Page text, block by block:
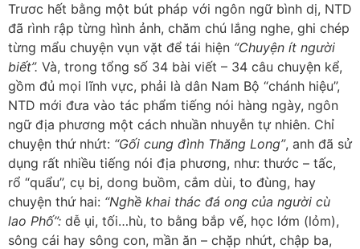
Trươc hết bằng một bút pháp với ngôn ngữ bình dị, NTD
đã rình rập từng hình ảnh, chăm chú lắng nghe, ghi chép
từng mẩu chuyện vụn vặt để tái hiện “Chuyện ít người
biết”. Và, trong tổng số 34 bài viết – 34 câu chuyện kể,
gồm đủ mọi lĩnh vực, phải là dân Nam Bộ “chánh hiệu”,
NTD mới đưa vào tác phẩm tiếng nói hàng ngày, ngôn
ngữ địa phương một cách nhuần nhuyễn tự nhiên. Chỉ
chuyện thứ nhứt: “Gối cung đình Thăng Long”, anh đã sử
dụng rất nhiều tiếng nói địa phương, như: thước – tấc,
rổ “quẩu”, cụ bị, dong buồm, cắm dùi, to đùng, hay
chuyện thứ hai: “Nghề khai thác đá ong của người cù
lao Phố”: dễ ụi, tối…hù, to bằng bắp vế, học lớm (lỏm),
sông cái hay sông con, mần ăn – chặp nhứt, chập ba,